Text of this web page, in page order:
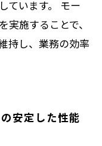
ています。 モー
施することで、
持し、業務の効率
安定した性能